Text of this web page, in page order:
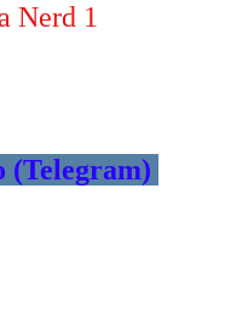
Nerd 1
(Telegram)